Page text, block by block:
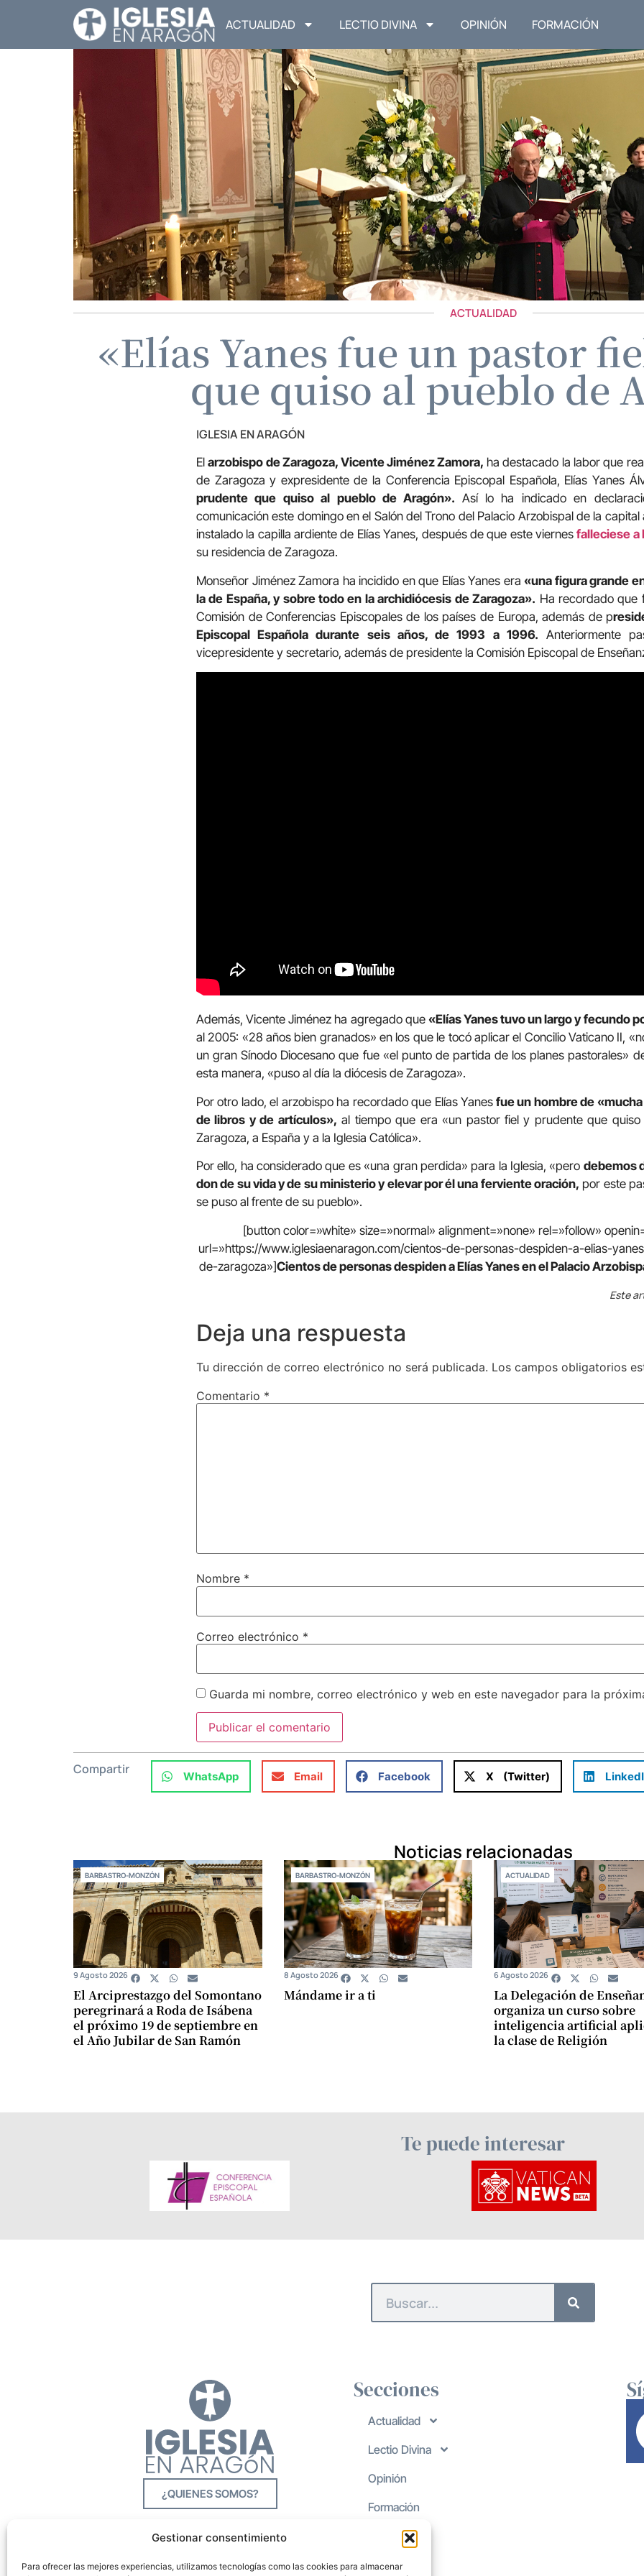
Gestionar consentimiento
Para ofrecer las mejores experiencias, utilizamos tecnologías como las cookies para almacenar
ACTUALIDAD LECTIO DIVINA OPINIÓN FORMACIÓN
ACTUALIDAD
«Elías Yanes fue un pastor
que quiso al pueblo de
IGLESIA EN ARAGÓN
Elarzobispo de Zaragoza, Vicente Jiménez Zamora, ha destacado la labor que
de Zaragoza y expresidente de la Conferencia Episcopal Española, Elías Yanes
prudente que quiso al pueblo de Aragón». Así lo ha indicado en
comunicación este domingo en el Salón del Trono del Palacio Arzobispal de la
instalado la capilla ardiente de Elías Yanes, después de que este viernesfalleciese a
su residencia de Zaragoza.
Monseñor Jiménez Zamora ha incidido en que Elías Yanes era«una figura grande
la de España, y sobre todo en la archidiócesis de Zaragoza». Ha recordado que
Comisión de Conferencias Episcopales de los países de Europa, además de p
Episcopal Española durante seis años, de 1993 a 1996. Anteriormente
vicepresidente y secretario, además de presidente la Comisión Episcopal de
Además, Vicente Jiménez ha agregado que «Elías Yanes tuvo un largo y fecundo
al 2005: «28 años bien granados» en los que le tocó aplicar el Concilio Vaticano II,
un gran Sínodo Diocesano que fue «el punto de partida de los planes pastorales»
esta manera, «puso al día la diócesis de Zaragoza».
Por otro lado, el arzobispoha recordado que Elías Yanes fue un hombre de
de libros y de artículos», al tiempo que era «un pastor fiel y prudente que
Zaragoza, a España y a la Iglesia Católica».
Por ello, ha considerado que es «una gran perdida» para la Iglesia, «pero debemos
don de su vida y de su ministerio y elevar por él una ferviente oración, por este
se puso al frente de su pueblo».
[button color=»white» size=»normal» alignment=»none» rel=»follow»
url=»https://www.iglesiaenaragon.com/cientos-de-personas-despiden-a-elias-
de-zaragoza»]Cientos de personas despiden a Elías Yanes en el Palacio
Este
Deja una respuesta
Tu dirección de correo electrónico no será publicada. Los campos obligatorios
Comentario *
Nombre *
Correo electrónico *
Guarda mi nombre, correo electrónico y web en este navegador para la
Compartir WhatsApp Email Facebook X (Twitter)
Noticias relacionadas
BARBASTRO-MONZÓN
El Arciprestazgo del Somontano
peregrinará a Roda de Isábena
el próximo 19 de septiembre en
el Año Jubilar de San Ramón
9 Agosto 2026
BARBASTRO-MONZÓN
Mándame ir a ti
8 Agosto 2026
ACTUALIDAD
La Delegación de
organiza un curso sobre
inteligencia artificial
la clase de Religión
6 Agosto 2026
Te puede interesar
¿QUIENES SOMOS?
Secciones
Actualidad
Lectio Divina
Opinión
Formación